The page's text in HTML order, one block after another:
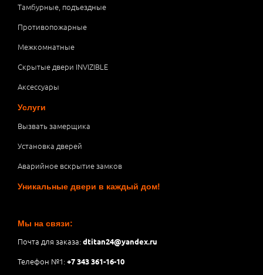
Тамбурные, подъездные
Противопожарные
Межкомнатные
Скрытые двери INVIZIBLE
Аксессуары
Услуги
Вызвать замерщика
Установка дверей
Аварийное вскрытие замков
Уникальные двери в каждый дом!
Мы на связи:
Почта для заказа:dtitan24@yandex.ru
Телефон №1:+7 343 361-16-10